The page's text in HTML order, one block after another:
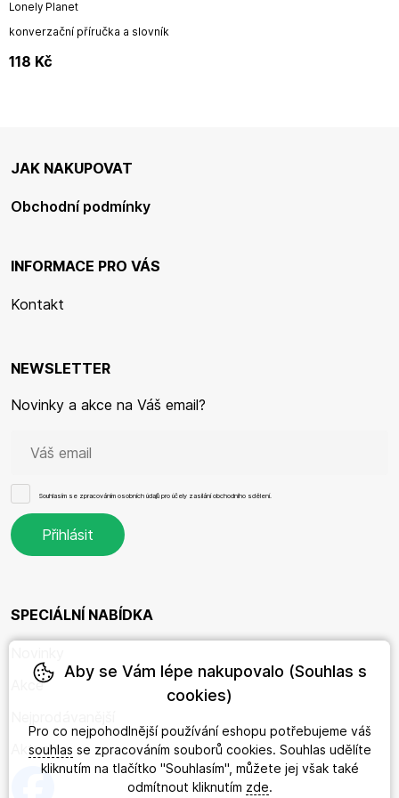
Lonely Planet
konverzační příručka a slovník
118 Kč
JAK NAKUPOVAT
Obchodní podmínky
INFORMACE PRO VÁS
Kontakt
NEWSLETTER
Novinky a akce na Váš email?
Souhlasím se zpracováním osobních údajů pro účely zasílání obchodního sdělení.
SPECIÁLNÍ NABÍDKA
Akce
Aktuality
Aby se Vám lépe nakupovalo (Souhlas s
cookies)
Pro co nejpohodlnější používání eshopu potřebujeme váš
souhlas se zpracováním souborů cookies. Souhlas udělíte
kliknutím na tlačítko "Souhlasím", můžete jej však také
odmítnout kliknutím zde.